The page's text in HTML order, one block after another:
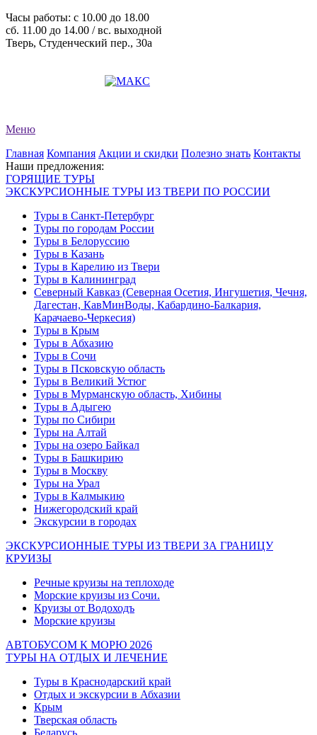
Часы работы: c 10.00 до 18.00
сб. 11.00 до 14.00 / вс. выходной
Тверь, Студенческий пер., 30а
Меню
Главная Компания Акции и скидки Полезно знать Контакты
Наши предложения:
ГОРЯЩИЕ ТУРЫ
ЭКСКУРСИОННЫЕ ТУРЫ ИЗ ТВЕРИ ПО РОССИИ
Туры в Санкт-Петербург
Туры по городам России
Туры в Белоруссию
Туры в Казань
Туры в Карелию из Твери
Туры в Калининград
Северный Кавказ (Северная Осетия, Ингушетия, Чечня,
Дагестан, КавМинВоды, Кабардино-Балкария,
Карачаево-Черкесия)
Туры в Крым
Туры в Абхазию
Туры в Сочи
Туры в Псковскую область
Туры в Великий Устюг
Туры в Мурманскую область, Хибины
Туры в Адыгею
Туры по Сибири
Туры на Алтай
Туры на озеро Байкал
Туры в Башкирию
Туры в Москву
Туры на Урал
Туры в Калмыкию
Нижегородский край
Экскурсии в городах
ЭКСКУРСИОННЫЕ ТУРЫ ИЗ ТВЕРИ ЗА ГРАНИЦУ
КРУИЗЫ
Речные круизы на теплоходе
Морские круизы из Сочи.
Круизы от Водоходъ
Морские круизы
АВТОБУСОМ К МОРЮ 2026
ТУРЫ НА ОТДЫХ И ЛЕЧЕНИЕ
Туры в Краснодарский край
Отдых и экскурсии в Абхазии
Крым
Тверская область
Беларусь